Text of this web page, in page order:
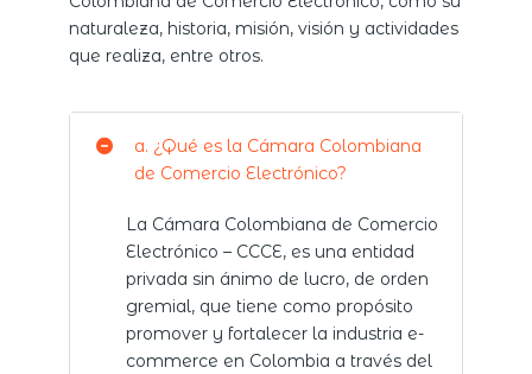
naturaleza, historia, misión, visión y actividades
que realiza, entre otros.
a. ¿Qué es la Cámara Colombiana
de Comercio Electrónico?
La Cámara Colombiana de Comercio
Electrónico – CCCE, es una entidad
privada sin ánimo de lucro, de orden
gremial, que tiene como propósito
promover y fortalecer la industria e-
commerce en Colombia a través del